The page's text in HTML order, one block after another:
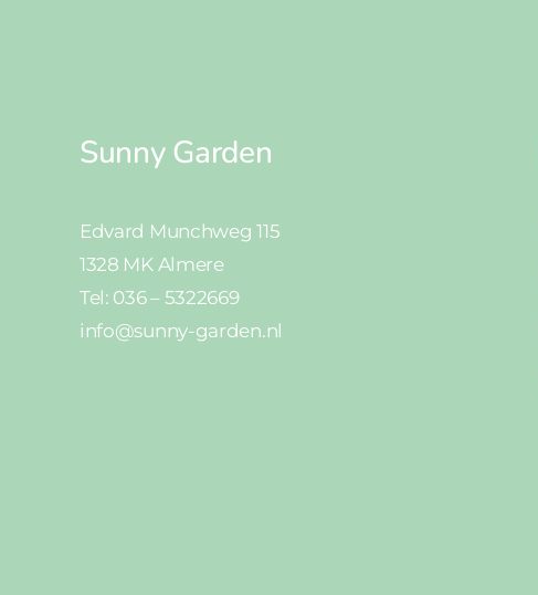
Sunny Garden
Edvard Munchweg 115
1328 MK Almere
Tel: 036 – 5322669
info@sunny-garden.nl